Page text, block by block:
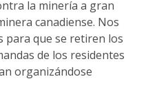
la minería a gran
canadiense. Nos
para que se retiren los
de los residentes
organizándose